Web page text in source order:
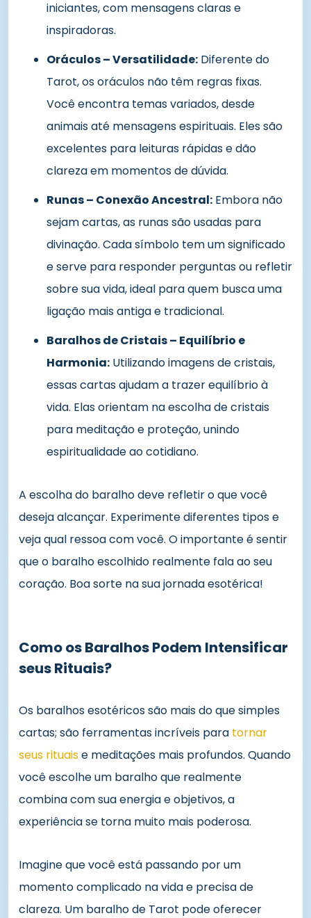
iniciantes, com mensagens claras e
inspiradoras.
Oráculos – Versatilidade: Diferente do
Tarot, os oráculos não têm regras fixas.
Você encontra temas variados, desde
animais até mensagens espirituais. Eles são
excelentes para leituras rápidas e dão
clareza em momentos de dúvida.
Runas – Conexão Ancestral: Embora não
sejam cartas, as runas são usadas para
divinação. Cada símbolo tem um significado
e serve para responder perguntas ou refletir
sobre sua vida, ideal para quem busca uma
ligação mais antiga e tradicional.
Baralhos de Cristais – Equilíbrio e
Harmonia: Utilizando imagens de cristais,
essas cartas ajudam a trazer equilíbrio à
vida. Elas orientam na escolha de cristais
para meditação e proteção, unindo
espiritualidade ao cotidiano.
A escolha do baralho deve refletir o que você
deseja alcançar. Experimente diferentes tipos e
veja qual ressoa com você. O importante é sentir
que o baralho escolhido realmente fala ao seu
coração. Boa sorte na sua jornada esotérica!
Como os Baralhos Podem Intensificar
seus Rituais?
Os baralhos esotéricos são mais do que simples
cartas; são ferramentas incríveis para tornar
seus rituaise meditações mais profundos. Quando
você escolhe um baralho que realmente
combina com sua energia e objetivos, a
experiência se torna muito mais poderosa.
Imagine que você está passando por um
momento complicado na vida e precisa de
clareza. Um baralho de Tarot pode oferecer